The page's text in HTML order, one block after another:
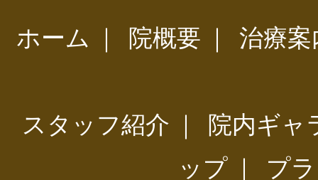
ホーム ｜ 院概要 ｜ 治療案
スタッフ紹介 ｜
院内ギャ
ップ ｜ プ